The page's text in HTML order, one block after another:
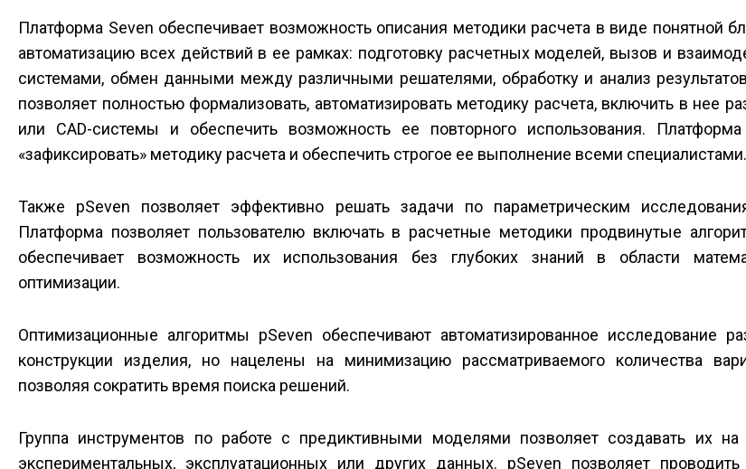
Платформа Seven обеспечивает возможность описания методики расчета в виде понятной
автоматизацию всех действий в ее рамках: подготовку расчетных моделей, вызов и
системами, обмен данными между различными решателями, обработку и анализ
позволяет полностью формализовать, автоматизировать методику расчета, включить в нее
или CAD-системы и обеспечить возможность ее повторного использования.
«зафиксировать» методику расчета и обеспечить строгое ее выполнение всеми специалистами.
Также pSeven позволяет эффективно решать задачи по параметрическим
Платформа позволяет пользователю включать в расчетные методики продвинутые
обеспечивает возможность их использования без глубоких знаний в области
оптимизации.
Оптимизационные алгоритмы pSeven обеспечивают автоматизированное исследование
конструкции изделия, но нацелены на минимизацию рассматриваемого количества
позволяя сократить время поиска решений.
Группа инструментов по работе с предиктивными моделями позволяет создавать их на
экспериментальных, эксплуатационных или других данных. pSeven позволяет